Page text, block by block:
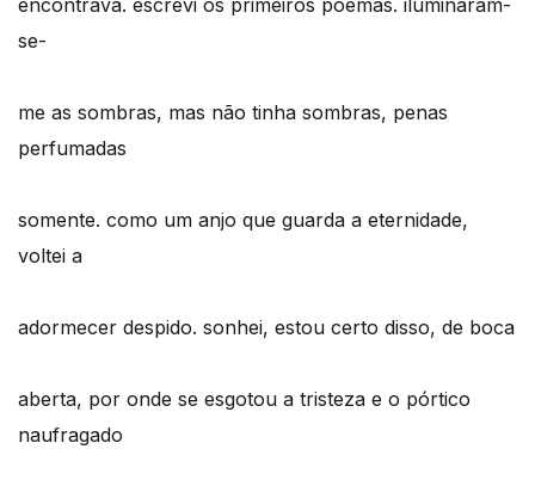
se-
me as sombras, mas não tinha sombras, penas
perfumadas
somente. como um anjo que guarda a eternidade,
voltei a
adormecer despido. sonhei, estou certo disso, de boca
aberta, por onde se esgotou a tristeza e o pórtico
naufragado